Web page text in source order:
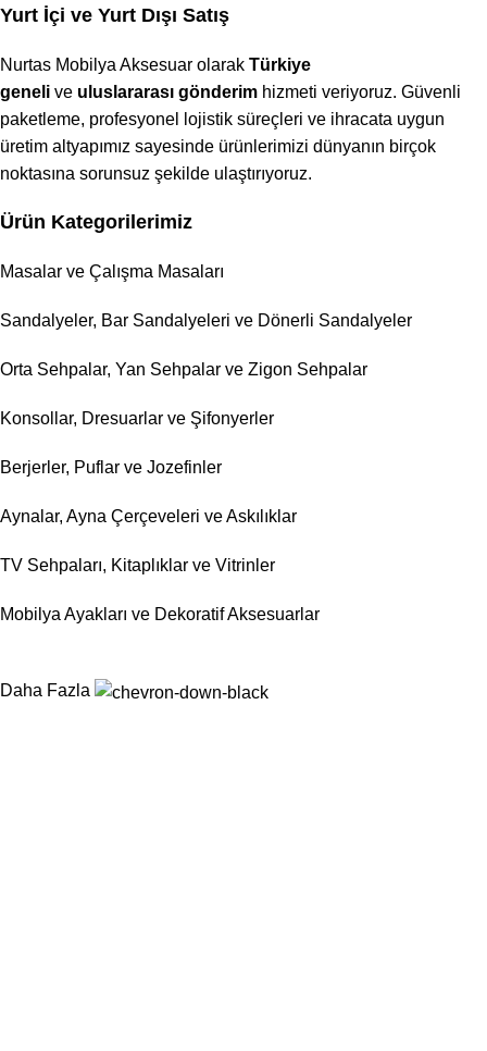
Yurt İçi ve Yurt Dışı Satış
Nurtas Mobilya Aksesuar olarak Türkiye
geneli ve uluslararası gönderim hizmeti veriyoruz. Güvenli
paketleme, profesyonel lojistik süreçleri ve ihracata uygun
üretim altyapımız sayesinde ürünlerimizi dünyanın birçok
noktasına sorunsuz şekilde ulaştırıyoruz.
Ürün Kategorilerimiz
Masalar ve Çalışma Masaları
Sandalyeler, Bar Sandalyeleri ve Dönerli Sandalyeler
Orta Sehpalar, Yan Sehpalar ve Zigon Sehpalar
Konsollar, Dresuarlar ve Şifonyerler
Berjerler, Puflar ve Jozefinler
Aynalar, Ayna Çerçeveleri ve Askılıklar
TV Sehpaları, Kitaplıklar ve Vitrinler
Mobilya Ayakları ve Dekoratif Aksesuarlar
Daha Fazla